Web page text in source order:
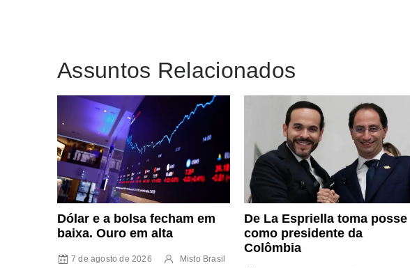
Assuntos Relacionados
Dólar e a bolsa fecham em
baixa. Ouro em alta
7 de agosto de 2026 Misto Brasil
De La Espriella toma posse
como presidente da
Colômbia